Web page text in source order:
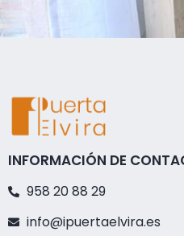
INFORMACIÓN DE
958 20 88 29
info@ipuertaelvira.es